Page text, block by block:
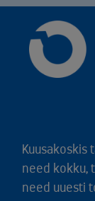
Kuusakoskis
need kokku,
need uuesti